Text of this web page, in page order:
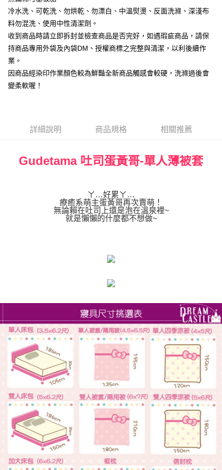
宅配
每筆NT$80，滿NT$699(含以上)免運費
冷水洗、可乾洗、勿烘乾、勿漂白、中溫熨燙、反面洗滌、深淺布
料勿混洗、使用中性清潔劑。
收到商品時請立即拆封並檢查商品是否完好，如遇瑕疵商品，請保
持商品專用外袋及內袋DM、授權商標之完整與清潔，以利後續作
業。
因商品經染印作業顏色較為鮮豔全新商品觸感會較硬，洗滌過後會
變柔軟喔！
詳細說明 商品規格 相關推薦
Gudetama 吐司蛋黃哥-單人薄被套
ㄚ…好累ㄚ…
療癒系萌主蛋黃哥再次賣萌！
無論賴在吐司上還是泡在溫泉裡~
就是懶懶的什麼都不想做~